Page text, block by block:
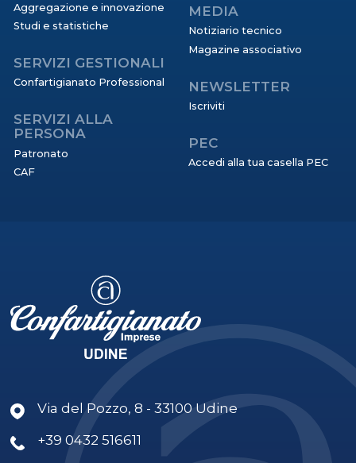
Aggregazione e innovazione
Studi e statistiche
SERVIZI GESTIONALI
Confartigianato Professional
SERVIZI ALLA
PERSONA
Patronato
CAF
MEDIA
Notiziario tecnico
Magazine associativo
NEWSLETTER
Iscriviti
PEC
Accedi alla tua casella PEC
Via del Pozzo, 8 - 33100 Udine
+39 0432 516611